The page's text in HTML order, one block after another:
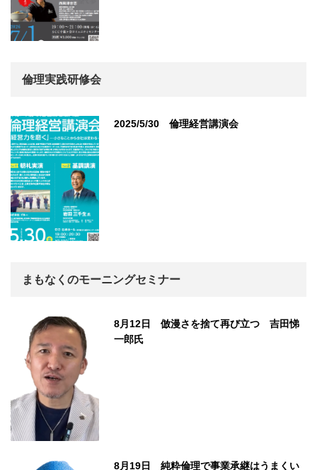
倫理実践研修会
2025/5/30 倫理経営講演会
まもなくのモーニングセミナー
8月12日 倣漫さを捨て再び立つ 吉田悌
一郎氏
8月19日 純粋倫理で事業承継はうまくい